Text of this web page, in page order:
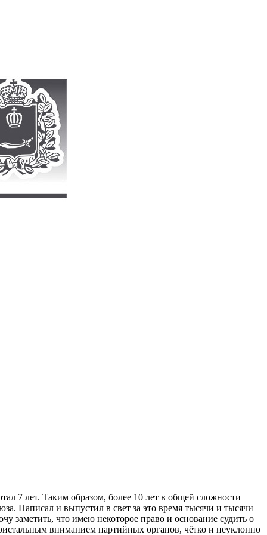
7 лет. Таким образом, более 10 лет в общей сложности
Написал и выпустил в свет за это время тысячи и тысячи
заметить, что имею некоторое право и основание судить о
вниманием партийных органов, чётко и неуклонно